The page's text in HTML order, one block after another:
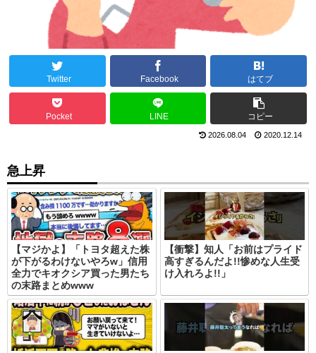
Twitter Facebook はてブ
Pocket LINE コピー
2026.08.04 2020.12.14
急上昇
【マジかよ】「トヨタ超えた株
が下がるわけないやろw」信用
全力でキオクシア買った男たち
の末路まとめwww
【衝撃】知人「お前はプライド
高すぎるんだよ!!惨めな人生受
け入れろよ!!」